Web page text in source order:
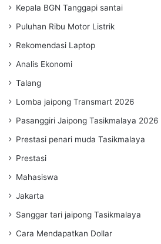
Kepala BGN Tanggapi santai
Puluhan Ribu Motor Listrik
Rekomendasi Laptop
Analis Ekonomi
Talang
Lomba jaipong Transmart 2026
Pasanggiri Jaipong Tasikmalaya 2026
Prestasi penari muda Tasikmalaya
Prestasi
Mahasiswa
Jakarta
Sanggar tari jaipong Tasikmalaya
Cara Mendapatkan Dollar